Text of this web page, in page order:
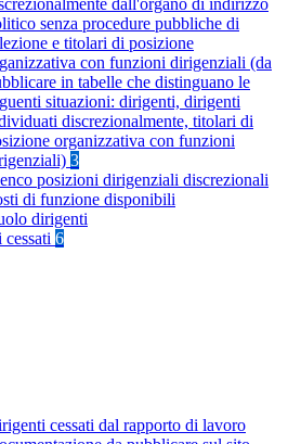
dall'organo di indirizzo
senza procedure pubbliche di
e titolari di posizione
con funzioni dirigenziali (da
in tabelle che distinguano le
situazioni: dirigenti, dirigenti
discrezionalmente, titolari di
organizzativa con funzioni
3
posizioni dirigenziali discrezionali
di funzione disponibili
dirigenti
6
cessati dal rapporto di lavoro